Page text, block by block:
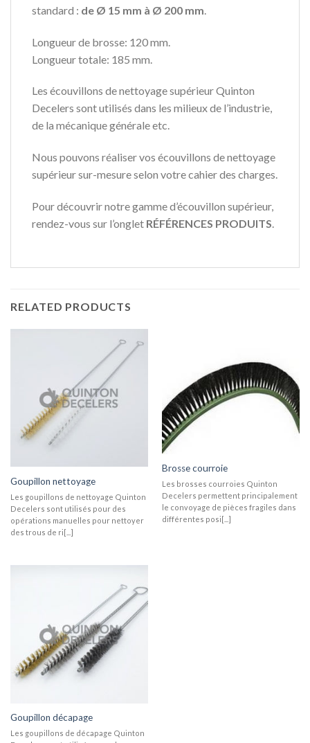
standard : de Ø 15 mm à Ø 200 mm
Longueur de brosse: 120 mm.
Longueur totale: 185 mm.
Les écouvillons de nettoyage supérieurQuinton
Decelers sont utilisés dans les milieux de l’industrie,
de la mécanique générale etc.
Nous pouvons réaliser vos écouvillons de nettoyage
supérieursur-mesureselon votre cahier des charges.
Pour découvrir notre gamme d’écouvillon supérieur,
rendez-vous sur l’onglet RÉFÉRENCES PRODUITS.
RELATED PRODUCTS
Goupillon nettoyage
Les goupillons de nettoyage Quinton
Decelers sont utilisés pour des
opérations manuelles pour nettoyer
des trous de ri[...]
Brosse courroie
Les brosses courroies Quinton
Decelers permettent principalement
le convoyage de pièces fragiles dans
différentes posi[...]
Goupillon décapage
Les goupillons de décapage Quinton